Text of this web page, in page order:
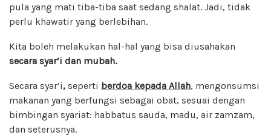
pula yang mati tiba-tiba saat sedang shalat. Jadi, tidak
perlu khawatir yang berlebihan.
Kita boleh melakukan hal-hal yang bisa diusahakan
secara syar’i dan mubah.
Secara syar’i, seperti berdoa kepada Allah, mengonsumsi
makanan yang berfungsi sebagai obat, sesuai dengan
bimbingan syariat: habbatus sauda, madu, air zamzam,
dan seterusnya.